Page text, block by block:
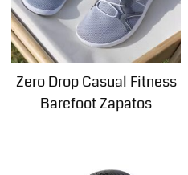
Zero Drop Casual Fitness
Barefoot Zapatos